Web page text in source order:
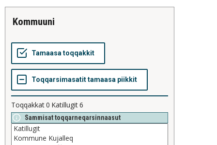
kommuuni
Toqqakkat0 Katillugit6
Sammisat toqqarneqarsinnaasut